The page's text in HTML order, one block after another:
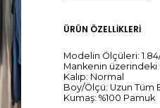
ÜRÜN ÖZELLIKLERI
Modelin Ölçüleri:
Mankenin üzerindeki
Kalıp: Normal
Boy/Ölçü: Uzun Tüm
Kumaş: %100 Pamuk